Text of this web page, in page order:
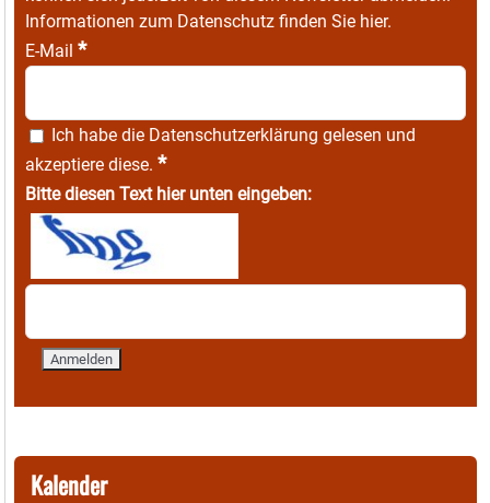
Informationen zum Datenschutz finden Sie hier.
E-Mail *
Ich habe die Datenschutzerklärung gelesen und
akzeptiere diese. *
Bitte diesen Text hier unten eingeben:
Kalender